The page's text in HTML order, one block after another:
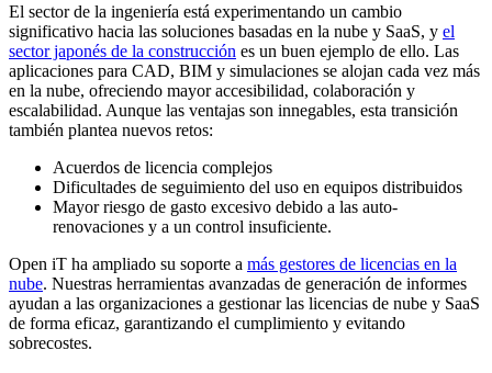
El sector de la ingeniería está experimentando un cambio
significativo hacia las soluciones basadas en la nube y SaaS, y el
sector japonés de la construcción es un buen ejemplo de ello. Las
aplicaciones para CAD, BIM y simulaciones se alojan cada vez más
en la nube, ofreciendo mayor accesibilidad, colaboración y
escalabilidad. Aunque las ventajas son innegables, esta transición
también plantea nuevos retos:
Acuerdos de licencia complejos
Dificultades de seguimiento del uso en equipos distribuidos
Mayor riesgo de gasto excesivo debido a las auto-
renovaciones y a un control insuficiente.
Open iT ha ampliado su soporte a más gestores de licencias en la
nube. Nuestras herramientas avanzadas de generación de informes
ayudan a las organizaciones a gestionar las licencias de nube y SaaS
de forma eficaz, garantizando el cumplimiento y evitando
sobrecostes.